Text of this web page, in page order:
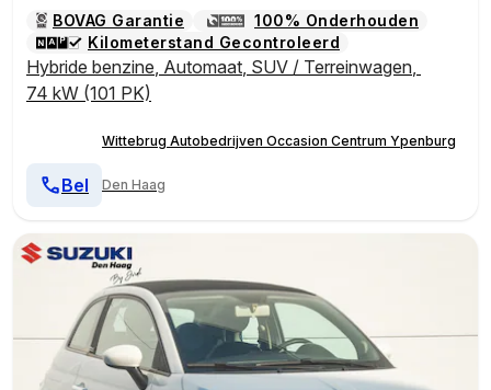
BOVAG Garantie
100% Onderhouden
Kilometerstand Gecontroleerd
Hybride benzine, Automaat, SUV / Terreinwagen,
74 kW (101 PK)
Wittebrug Autobedrijven Occasion Centrum Ypenburg
Den Haag
Bel